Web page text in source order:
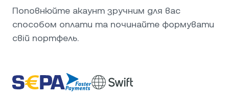
Поповнюйте акаунт зручним для вас
способом оплати та починайте формувати
свій портфель.